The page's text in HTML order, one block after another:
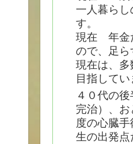
一人暮らし
す。
現在 年金
ので、足ら
現在は、多
目指してい
４０代の
完治）、お
度の心臓
生の出発点